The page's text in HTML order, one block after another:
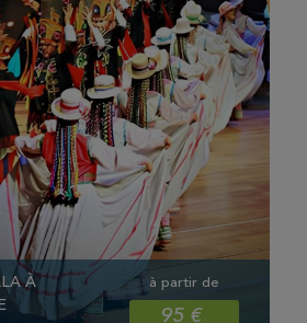
À
à partir de
95 €